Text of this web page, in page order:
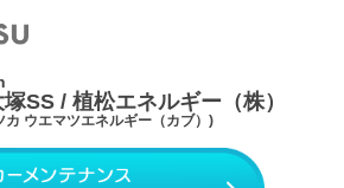
SS / 植松エネルギー（株）
カ ウエマツエネルギー（カブ）)